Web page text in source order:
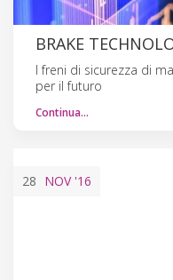
BRAKE
I freni di sicurezza di
per il futuro
Continua…
28 NOV'16